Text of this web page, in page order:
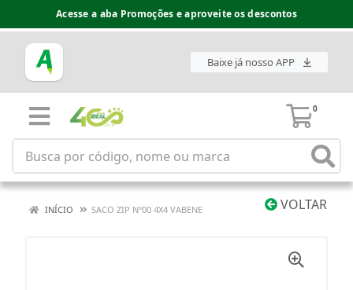
Acesse a aba Promoções e aproveite os descontos
Baixe já nosso APP
0
VOLTAR
INÍCIO SACO ZIP Nº00 4X4 VABENE